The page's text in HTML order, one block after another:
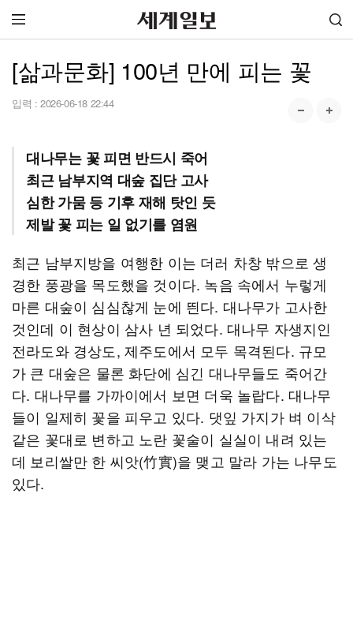
[삶과문화] 100년 만에 피는 꽃
입력 : 2026-06-18 22:44
대나무는 꽃 피면 반드시 죽어
최근 남부지역 대숲 집단 고사
심한 가뭄 등 기후 재해 탓인 듯
제발 꽃 피는 일 없기를 염원
최근 남부지방을 여행한 이는 더러 차창 밖으로 생
경한 풍광을 목도했을 것이다. 녹음 속에서 누렇게
마른 대숲이 심심찮게 눈에 띈다. 대나무가 고사한
것인데 이 현상이 삼사 년 되었다. 대나무 자생지인
전라도와 경상도, 제주도에서 모두 목격된다. 규모
가 큰 대숲은 물론 화단에 심긴 대나무들도 죽어간
다. 대나무를 가까이에서 보면 더욱 놀랍다. 대나무
들이 일제히 꽃을 피우고 있다. 댓잎 가지가 벼 이삭
같은 꽃대로 변하고 노란 꽃술이 실실이 내려 있는
데 보리쌀만 한 씨앗(竹實)을 맺고 말라 가는 나무도
있다.